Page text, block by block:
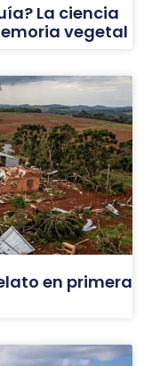
La ciencia
vegetal
en primera